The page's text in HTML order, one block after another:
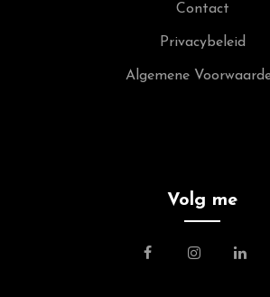
Contact
Privacybeleid
Algemene
Volg me